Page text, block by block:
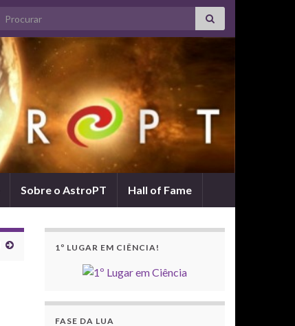
Search for:
Sobre o AstroPT Hall of Fame
1º LUGAR EM CIÊNCIA!
FASE DA LUA